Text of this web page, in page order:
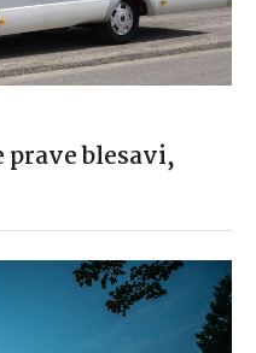
prave blesavi,